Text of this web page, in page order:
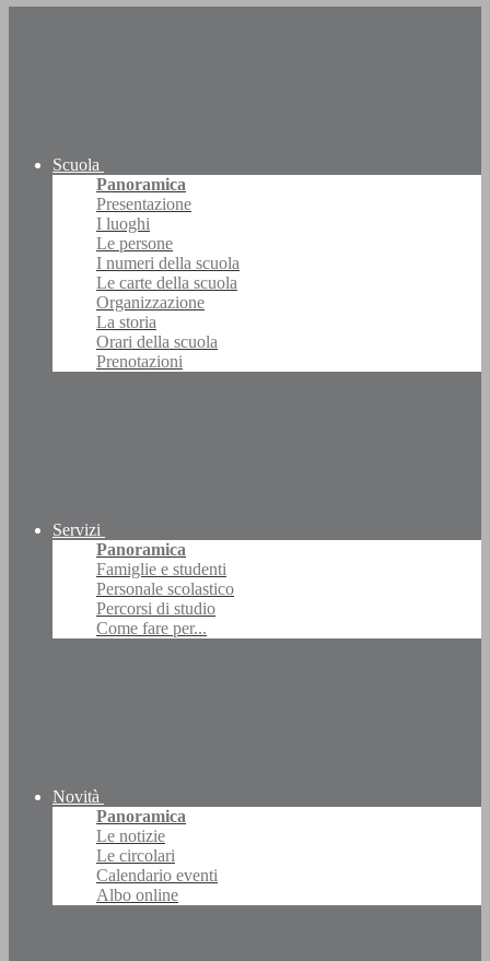
Scuola
Panoramica
Presentazione
I luoghi
Le persone
I numeri della scuola
Le carte della scuola
Organizzazione
La storia
Orari della scuola
Prenotazioni
Servizi
Panoramica
Famiglie e studenti
Personale scolastico
Percorsi di studio
Come fare per...
Novità
Panoramica
Le notizie
Le circolari
Calendario eventi
Albo online